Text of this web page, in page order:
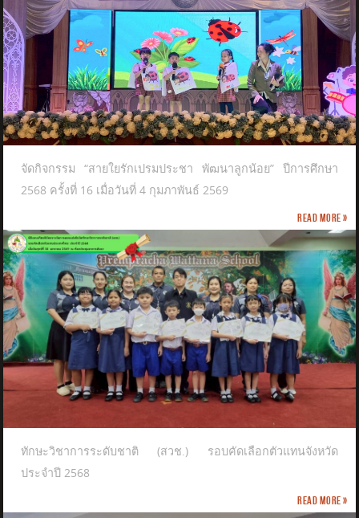
จัดกิจกรรม “สายใยรักเปรมประชา พัฒนาลูกน้อย” ปีการศึกษา
2568 ครั้งที่ 16 เมื่อวันที่ 4 กุมภาพันธ์ 2569
Read more »
ทักษะวิชาการระดับชาติ (สวช.) รอบคัดเลือกตัวแทนจังหวัด
ประจำปี 2568
Read more »